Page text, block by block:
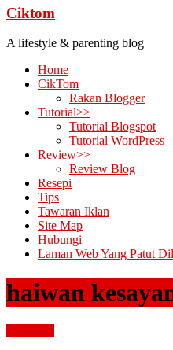
Ciktom
A lifestyle & parenting blog
Home
CikTom
Rakan Blogger
Tutorial>>
Tutorial Blogspot
Tutorial WordPress
Review>>
Review Blog
Resepi
Tips
Tawaran Iklan
Site Map
Hubungi
Laman Web Yang Patut
haiwan